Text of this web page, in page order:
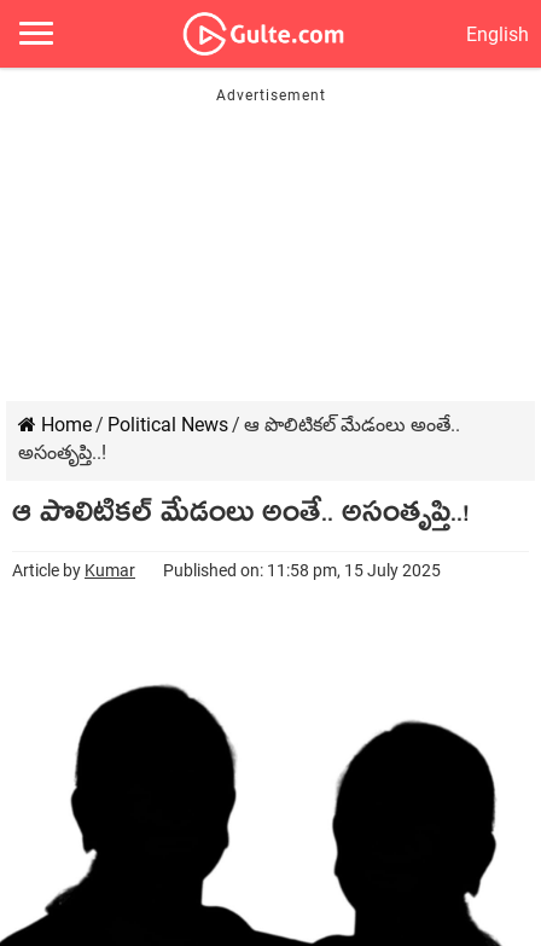
English
Home/ Political News/ ఆ పొలిటిక‌ల్‌ మేడంలు అంతే..
అసంతృప్తి..!
ఆ పొలిటిక‌ల్‌ మేడంలు అంతే.. అసంతృప్తి..!
Article by Kumar Published on: 11:58 pm, 15 July 2025